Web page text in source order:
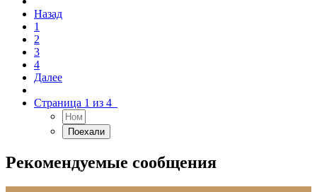
Назад
1
2
3
4
Далее
Страница 1 из 4
Рекомендуемые сообщения